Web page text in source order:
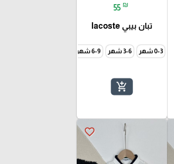
55 ₪
تبان بيبي lacoste
0-3 شهر 3-6 شهر 6-9 شهر
add_shopping_cart
favorite_border